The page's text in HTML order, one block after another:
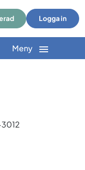
Logga in
Meny